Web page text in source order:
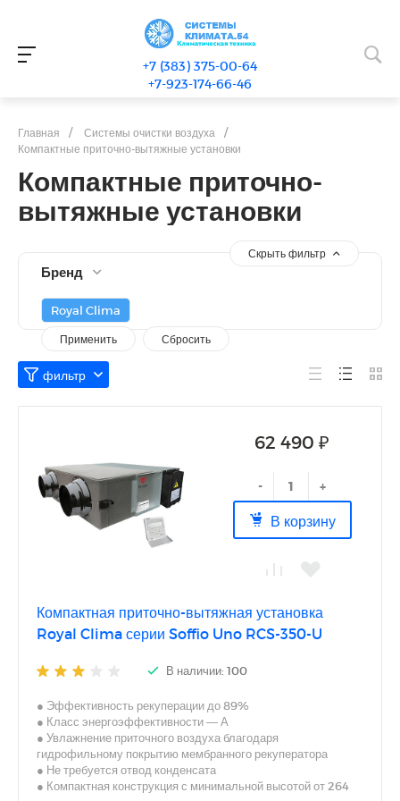
+7 (383) 375-00-64
+7-923-174-66-46
Главная / Системы очистки воздуха
/
Компактные приточно-вытяжные установки
Компактные приточно-
вытяжные установки
Скрыть фильтр
Бренд
Royal Clima
62 490 ₽
- +
В корзину
Компактная приточно-вытяжная установка
Royal Clima серии Soffio Uno RCS-350-U
В наличии: 100
● Эффективность рекуперации до 89%
● Класс энергоэффективности — А
● Увлажнение приточного воздуха благодаря
гидрофильному покрытию мембранного рекуператора
● Не требуется отвод конденсата
● Компактная конструкция с минимальной высотой от 264